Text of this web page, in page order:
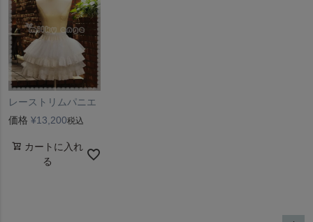
レーストリムパニエ
価格 ¥13,200税込
カートに入れ
る